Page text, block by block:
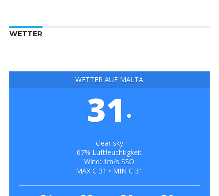
WETTER
WETTER AUF MALTA
31 °
clear sky
67% Luftfeuchtigkeit
Wind: 1m/s SSO
MAX C 31 • MIN C 31